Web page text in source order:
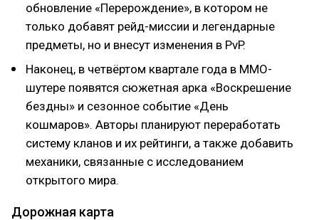
обновление «Перерождение», в котором не
только добавят рейд-миссии и легендарные
предметы, но и внесут изменения в PvP.
Наконец, в четвёртом квартале года в MMO-
шутере появятся сюжетная арка «Воскрешение
бездны» и сезонное событие «День
кошмаров». Авторы планируют переработать
систему кланов и их рейтинги, а также добавить
механики, связанные с исследованием
открытого мира.
Дорожная карта